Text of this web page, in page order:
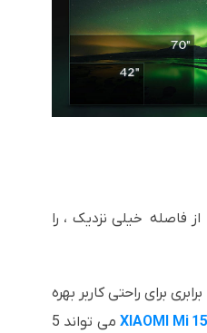
فاصله خیلی نزدیک ، را
از طراحی لنز کوتاه برد 0.2 برابری برای راحتی کاربر بهره
XIAOMI Mi
می تواند 5